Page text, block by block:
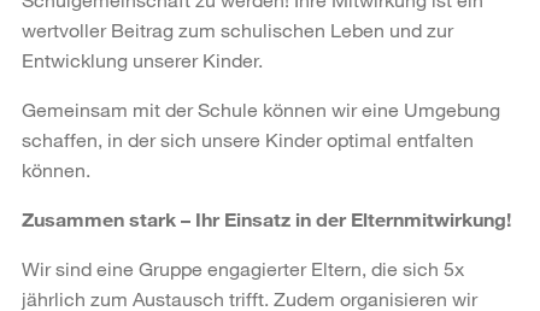
wertvoller Beitrag zum schulischen Leben und zur
Entwicklung unserer Kinder.
Gemeinsam mit der Schule können wir eine Umgebung
schaffen, in der sich unsere Kinder optimal entfalten
können.
Zusammen stark – Ihr Einsatz in der Elternmitwirkung!
Wir sind eine Gruppe engagierter Eltern, die sich 5x
jährlich zum Austausch trifft. Zudem organisieren wir